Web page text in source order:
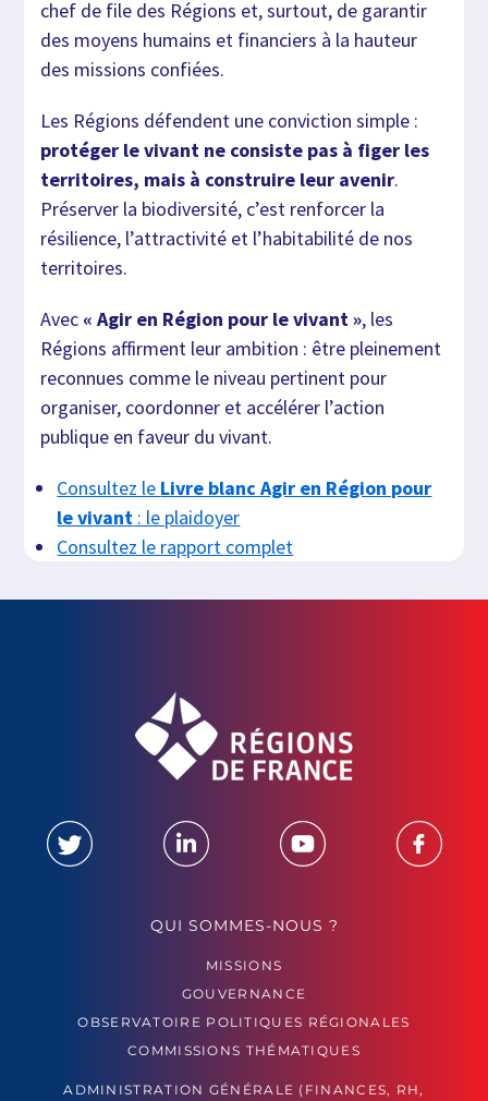
chef de file des Régions et, surtout, de garantir
des moyens humains et financiers à la hauteur
des missions confiées.
Les Régions défendent une conviction simple :
protéger le vivant ne consiste pas à figer les
territoires, mais à construire leur avenir.
Préserver la biodiversité, c’est renforcer la
résilience, l’attractivité et l’habitabilité de nos
territoires.
Avec « Agir en Région pour le vivant », les
Régions affirment leur ambition : être pleinement
reconnues comme le niveau pertinent pour
organiser, coordonner et accélérer l’action
publique en faveur du vivant.
Consultez le Livre blanc Agir en Région pour
le vivant : le plaidoyer
Consultez le rapport complet
QUI SOMMES-NOUS ?
MISSIONS
GOUVERNANCE
OBSERVATOIRE POLITIQUES RÉGIONALES
COMMISSIONS THÉMATIQUES
ADMINISTRATION GÉNÉRALE (FINANCES, RH,